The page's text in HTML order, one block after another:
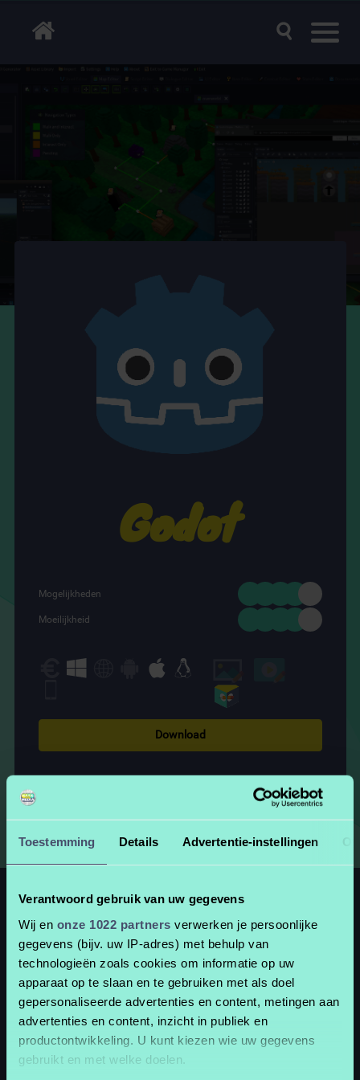
Toestemming Details Advertentie-instellingen
Verantwoord gebruik van uw gegevens
Wij en onze 1022 partners verwerken je persoonlijke
gegevens (bijv. uw IP-adres) met behulp van
technologieën zoals cookies om informatie op uw
apparaat op te slaan en te gebruiken met als doel
gepersonaliseerde advertenties en content, metingen aan
advertenties en content, inzicht in publiek en
productontwikkeling. U kunt kiezen wie uw gegevens
gebruikt en met welke doelen.
Godot
Mogelijkheden
Moeilijkheid
Download
2d3d onder constructie